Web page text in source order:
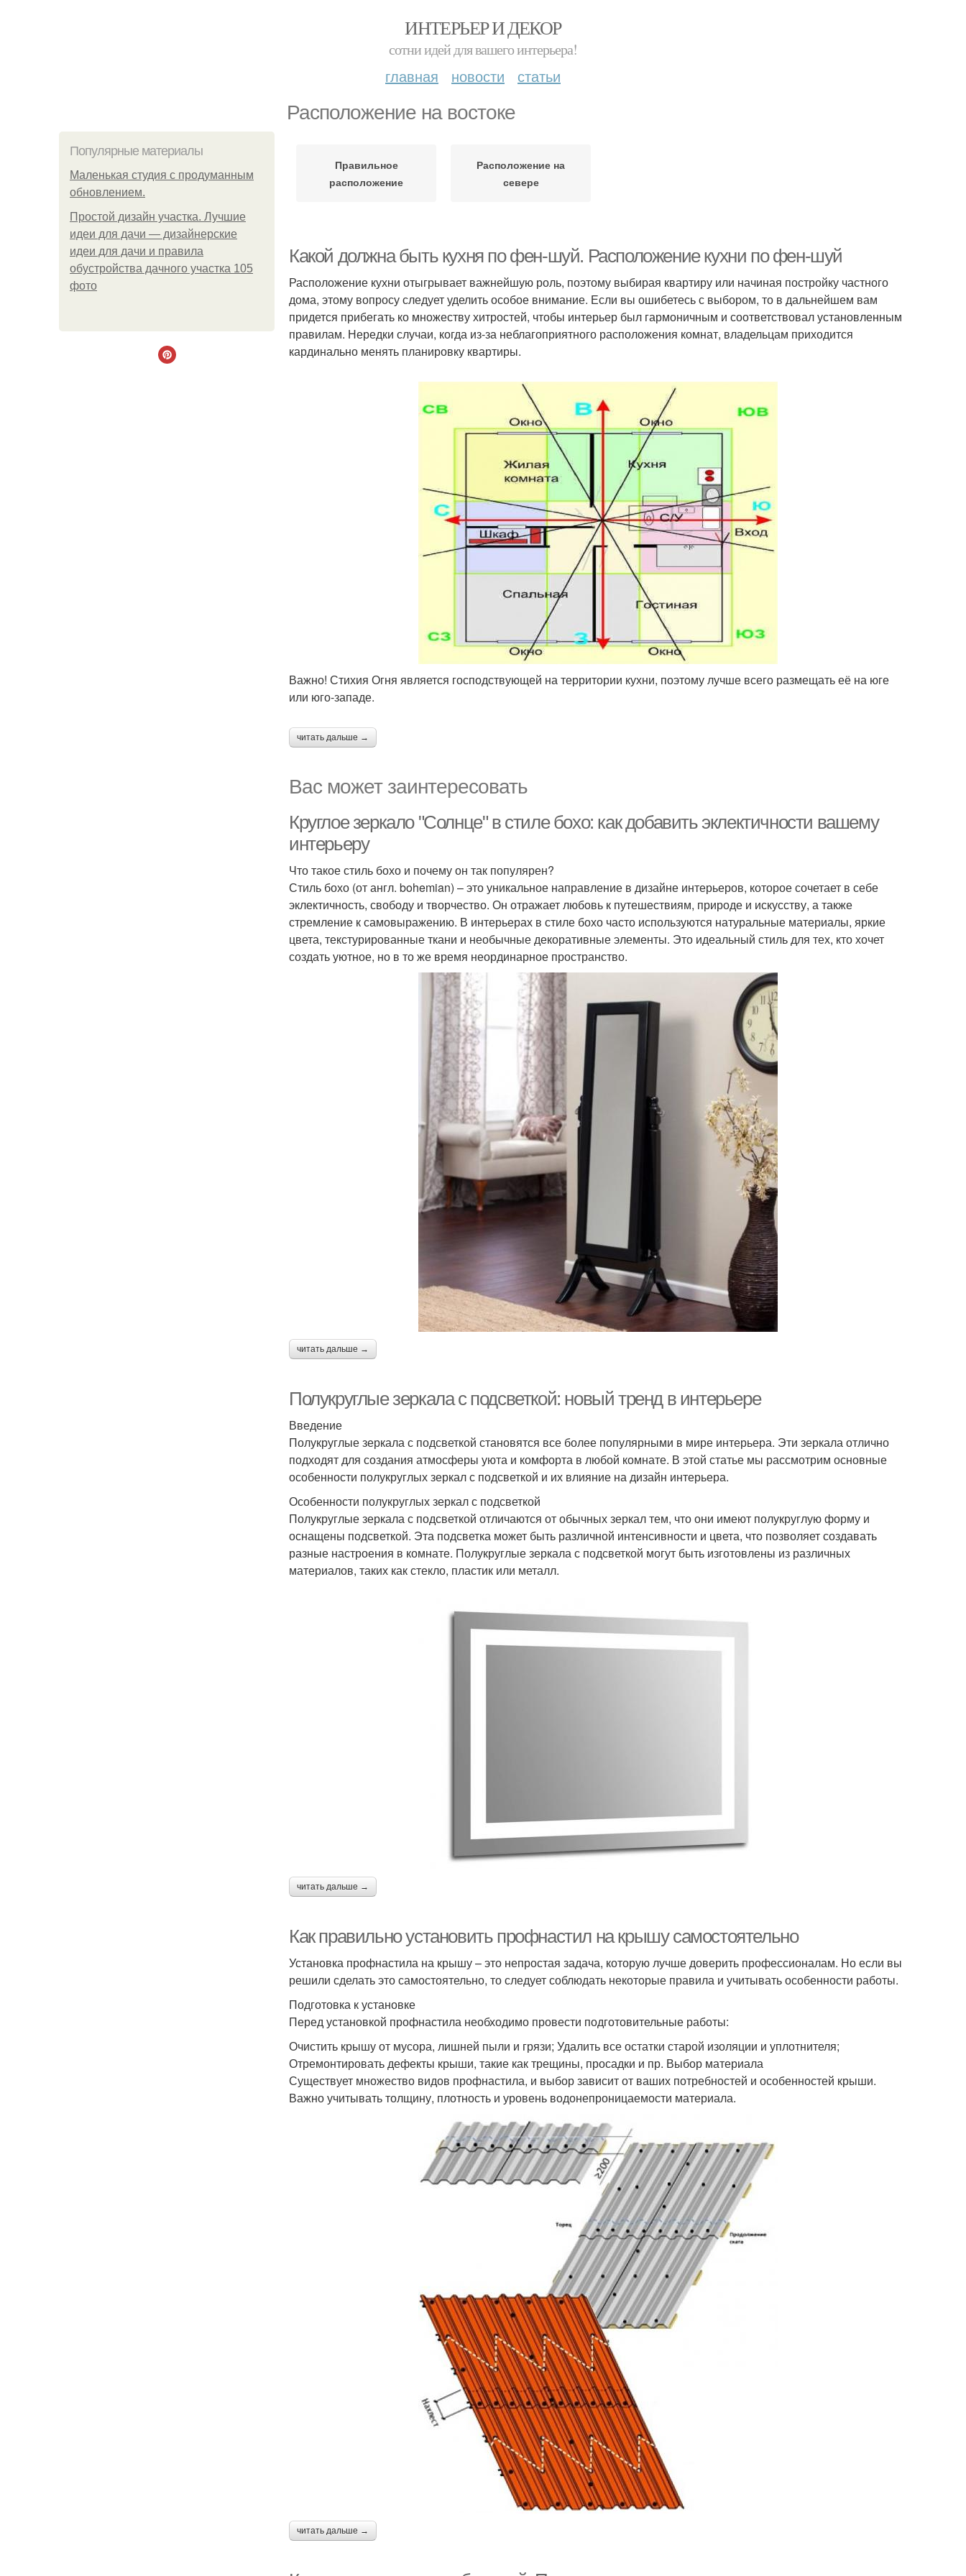
ИНТЕРЬЕР И ДЕКОР
сотни идей для вашего интерьера!
главная новости статьи
Расположение на востоке
Популярные материалы
Маленькая студия с продуманным
обновлением.
Простой дизайн участка. Лучшие
идеи для дачи — дизайнерские
идеи для дачи и правила
обустройства дачного участка 105
фото
Правильное
расположение
Расположение на
севере
Какой должна быть кухня по фен-шуй. Расположение кухни по фен-шуй
Расположение кухни отыгрывает важнейшую роль, поэтому выбирая квартиру или начиная постройку частного
дома, этому вопросу следует уделить особое внимание. Если вы ошибетесь с выбором, то в дальнейшем вам
придется прибегать ко множеству хитростей, чтобы интерьер был гармоничным и соответствовал установленным
правилам. Нередки случаи, когда из-за неблагоприятного расположения комнат, владельцам приходится
кардинально менять планировку квартиры.
Важно! Стихия Огня является господствующей на территории кухни, поэтому лучше всего размещать её на юге
или юго-западе.
читать дальше →
Вас может заинтересовать
Круглое зеркало "Солнце" в стиле бохо: как добавить эклектичности вашему
интерьеру
Что такое стиль бохо и почему он так популярен?
Стиль бохо (от англ. bohemian) – это уникальное направление в дизайне интерьеров, которое сочетает в себе
эклектичность, свободу и творчество. Он отражает любовь к путешествиям, природе и искусству, а также
стремление к самовыражению. В интерьерах в стиле бохо часто используются натуральные материалы, яркие
цвета, текстурированные ткани и необычные декоративные элементы. Это идеальный стиль для тех, кто хочет
создать уютное, но в то же время неординарное пространство.
читать дальше →
Полукруглые зеркала с подсветкой: новый тренд в интерьере
Введение
Полукруглые зеркала с подсветкой становятся все более популярными в мире интерьера. Эти зеркала отлично
подходят для создания атмосферы уюта и комфорта в любой комнате. В этой статье мы рассмотрим основные
особенности полукруглых зеркал с подсветкой и их влияние на дизайн интерьера.
Особенности полукруглых зеркал с подсветкой
Полукруглые зеркала с подсветкой отличаются от обычных зеркал тем, что они имеют полукруглую форму и
оснащены подсветкой. Эта подсветка может быть различной интенсивности и цвета, что позволяет создавать
разные настроения в комнате. Полукруглые зеркала с подсветкой могут быть изготовлены из различных
материалов, таких как стекло, пластик или металл.
читать дальше →
Как правильно установить профнастил на крышу самостоятельно
Установка профнастила на крышу – это непростая задача, которую лучше доверить профессионалам. Но если вы
решили сделать это самостоятельно, то следует соблюдать некоторые правила и учитывать особенности работы.
Подготовка к установке
Перед установкой профнастила необходимо провести подготовительные работы:
Очистить крышу от мусора, лишней пыли и грязи; Удалить все остатки старой изоляции и уплотнителя;
Отремонтировать дефекты крыши, такие как трещины, просадки и пр. Выбор материала
Существует множество видов профнастила, и выбор зависит от ваших потребностей и особенностей крыши.
Важно учитывать толщину, плотность и уровень водонепроницаемости материала.
читать дальше →